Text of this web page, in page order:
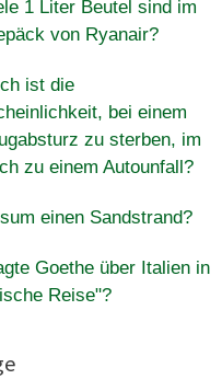
1 Liter Beutel sind im
von Ryanair?
ist die
bei einem
zu sterben, im
zu einem Autounfall?
einen Sandstrand?
Goethe über Italien in
Reise"?